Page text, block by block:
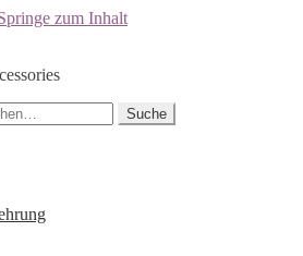
zum Inhalt
Suche